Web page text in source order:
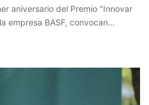
aniversario del Premio "Innovar
empresa BASF, convocan…